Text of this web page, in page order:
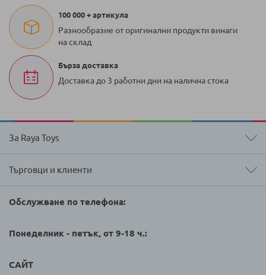
100 000 + артикула
Разнообразие от оригинални продукти винаги
на склад
Бърза доставка
Доставка до 3 работни дни на налична стока
За Raya Toys
Търговци и клиенти
Обслужване по телефона:
Понеделник - петък, от 9-18 ч.:
САЙТ